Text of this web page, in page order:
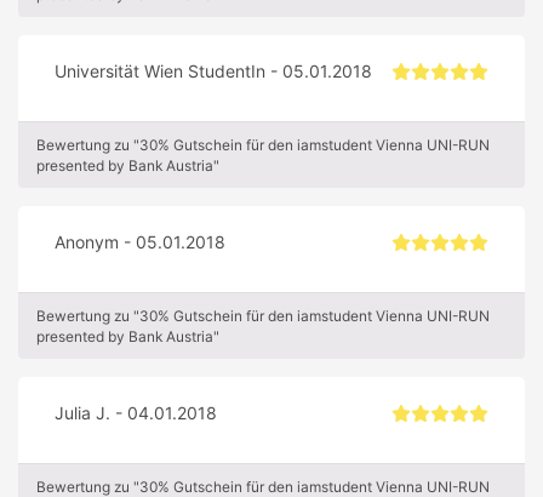
Universität Wien StudentIn - 05.01.2018
Bewertung zu "30% Gutschein für den iamstudent Vienna UNI-RUN
presented by Bank Austria"
Anonym - 05.01.2018
Bewertung zu "30% Gutschein für den iamstudent Vienna UNI-RUN
presented by Bank Austria"
Julia J. - 04.01.2018
Bewertung zu "30% Gutschein für den iamstudent Vienna UNI-RUN